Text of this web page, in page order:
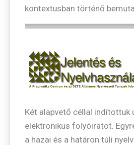
kontextusban történő
Két alapvető céllal indítottuk
elektronikus folyóiratot.
a hazai és a határon túli